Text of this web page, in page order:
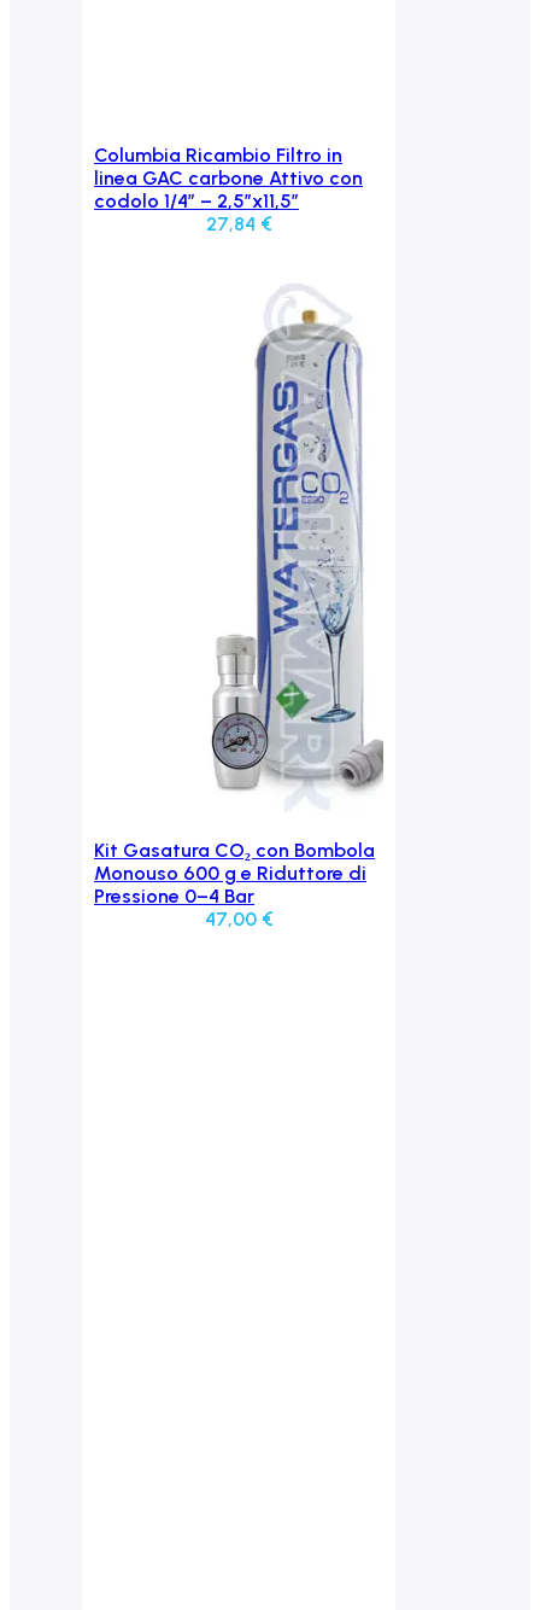
Aggiungi al carrello
Columbia Ricambio Filtro in
linea GAC carbone Attivo con
codolo 1/4″ – 2,5″x11,5″
27,84 €
Aggiungi al carrello
Kit Gasatura CO₂ con Bombola
Monouso 600 g e Riduttore di
Pressione 0–4 Bar
47,00 €